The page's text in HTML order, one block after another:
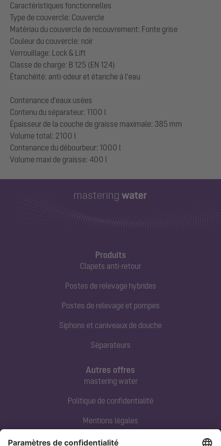
Caractéristiques fonctionnelles
Type de couvercle: Couvercle
Matériau du couvercle de recouvrement: Fonte grise
Couleur du couvercle: noir
Verrouillage: Lock & Lift
Classe de charge: B 125 (EN 124)
Étanchéité: anti-odeur et étanche à l'eau
Contenance d'eaux usées
Contenu du séparateur: 1100 l
Épaisseur de la couche de graisse maximale: 385 mm
Volume total: 2100 l
Contenance du débourbeur: 1000 l
Produits
Clapets anti-retour
Postes de relevage hybrides
Postes de relevage et pompes
Siphons et caniveaux de douche
Séparateurs
Autres offres
mastering water
Politique de confidentialité
Mentions légales